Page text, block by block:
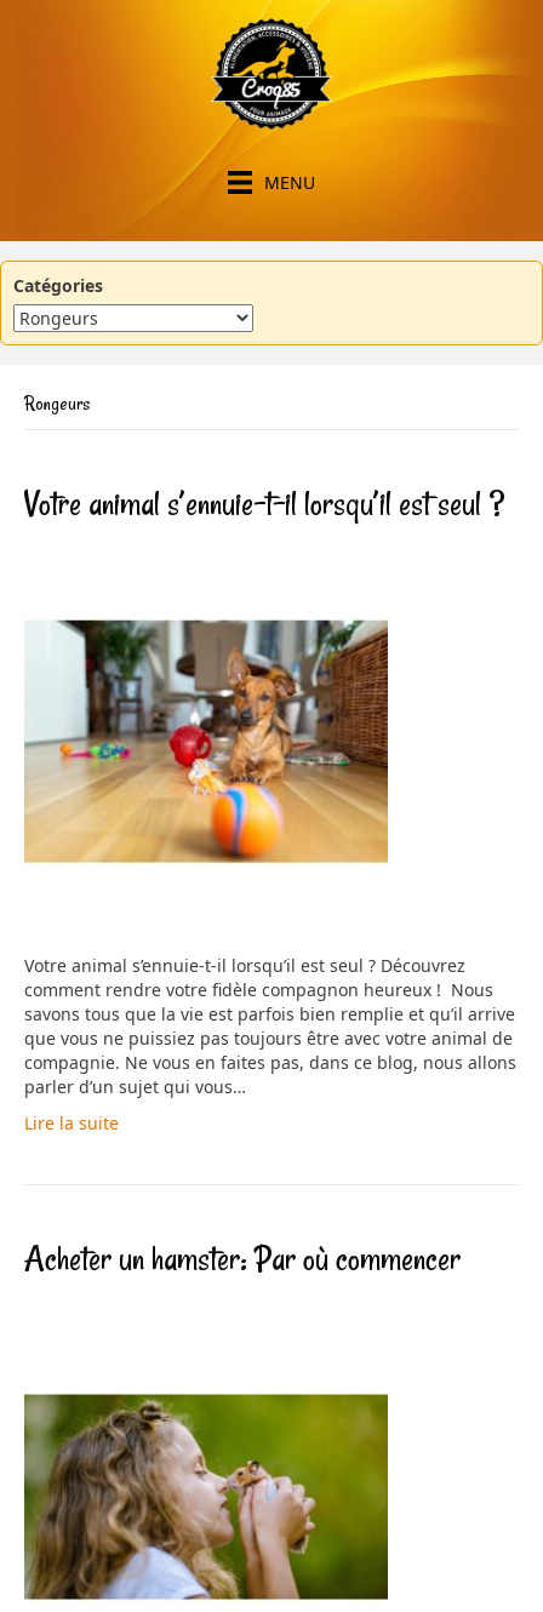
MENU
Catégories
Rongeurs
Votre animal s’ennuie-t-il lorsqu’il est seul ?
Votre animal s’ennuie-t-il lorsqu’il est seul ? Découvrez
comment rendre votre fidèle compagnon heureux ! Nous
savons tous que la vie est parfois bien remplie et qu’il arrive
que vous ne puissiez pas toujours être avec votre animal de
compagnie. Ne vous en faites pas, dans ce blog, nous allons
parler d’un sujet qui vous…
Lire la suite
Acheter un hamster: Par où commencer